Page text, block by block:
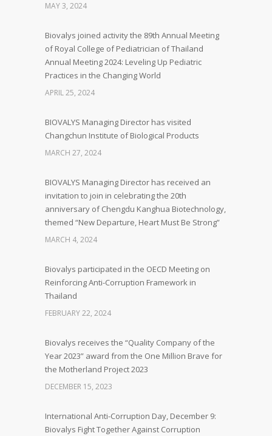
MAY 3, 2024
Biovalys joined activity the 89th Annual Meeting
of Royal College of Pediatrician of Thailand
Annual Meeting 2024: Leveling Up Pediatric
Practices in the Changing World
APRIL 25, 2024
BIOVALYS Managing Director has visited
Changchun Institute of Biological Products
MARCH 27, 2024
BIOVALYS Managing Director has received an
invitation to join in celebrating the 20th
anniversary of Chengdu Kanghua Biotechnology,
themed “New Departure, Heart Must Be Strong”
MARCH 4, 2024
Biovalys participated in the OECD Meeting on
Reinforcing Anti-Corruption Framework in
Thailand
FEBRUARY 22, 2024
Biovalys receives the “Quality Company of the
Year 2023” award from the One Million Brave for
the Motherland Project 2023
DECEMBER 15, 2023
International Anti-Corruption Day, December 9:
Biovalys Fight Together Against Corruption